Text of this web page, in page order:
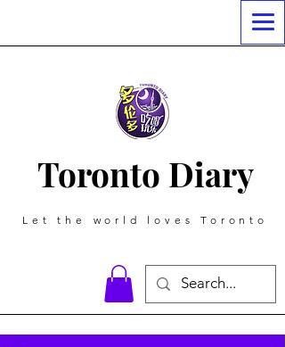
Toronto Diary
Let the world loves Toronto